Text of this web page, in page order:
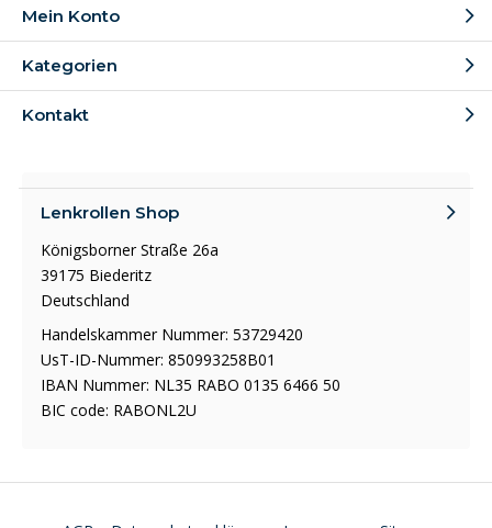
Mein Konto
Kategorien
Kontakt
Lenkrollen Shop
Königsborner Straße 26a
39175 Biederitz
Deutschland
Handelskammer Nummer: 53729420
UsT-ID-Nummer: 850993258B01
IBAN Nummer: NL35 RABO 0135 6466 50
BIC code: RABONL2U